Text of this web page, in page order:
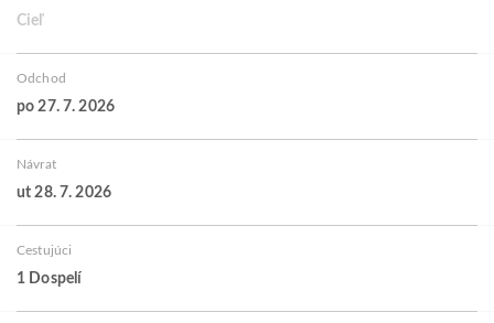
Cieľ
Odchod
po 27. 7. 2026
Návrat
ut 28. 7. 2026
Cestujúci
1 Dospelí